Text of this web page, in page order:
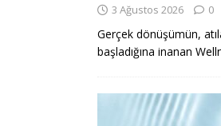
3 Ağustos 2026 0
Gerçek dönüşümün,
başladığına inanan